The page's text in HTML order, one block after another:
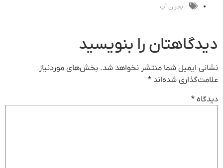
بحران آب
دیدگاهتان را بنویسید
نشانی ایمیل شما منتشر نخواهد شد. بخش‌های موردنیاز
علامت‌گذاری شده‌اند *
دیدگاه *